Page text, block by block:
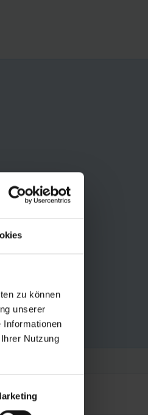
zu können
unserer
Informationen
Nutzung